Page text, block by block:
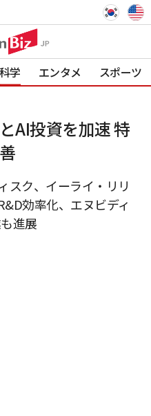
科学 エンタメ スポーツ
AI投資を加速 特
スク、イーライ・リリ
効率化、エヌビディ
進展